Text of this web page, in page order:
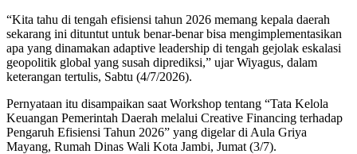
“Kita tahu di tengah efisiensi tahun 2026 memang kepala daerah
sekarang ini dituntut untuk benar-benar bisa mengimplementasikan
apa yang dinamakan adaptive leadership di tengah gejolak eskalasi
geopolitik global yang susah diprediksi,” ujar Wiyagus, dalam
keterangan tertulis, Sabtu (4/7/2026).
Pernyataan itu disampaikan saat Workshop tentang “Tata Kelola
Keuangan Pemerintah Daerah melalui Creative Financing terhadap
Pengaruh Efisiensi Tahun 2026” yang digelar di Aula Griya
Mayang, Rumah Dinas Wali Kota Jambi, Jumat (3/7).